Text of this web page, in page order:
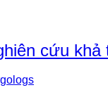
cứu khả